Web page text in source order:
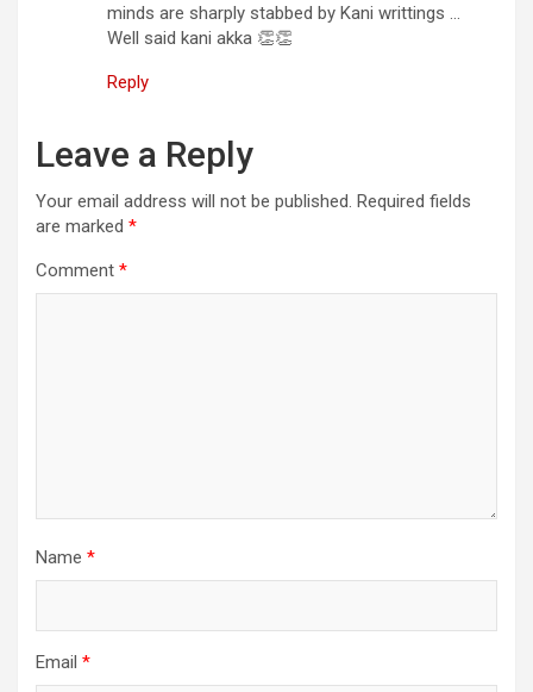
minds are sharply stabbed by Kani writtings …
Well said kani akka 👏👏
Reply
Leave a Reply
Your email address will not be published. Required fields
are marked *
Comment *
Name *
Email *